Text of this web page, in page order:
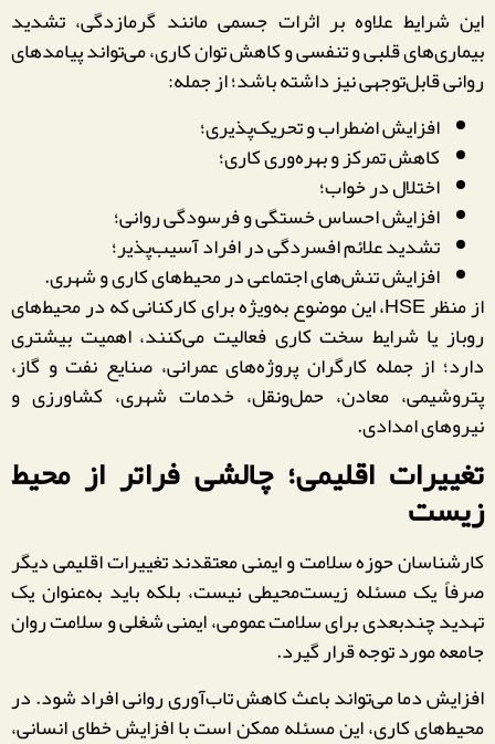
این شرایط علاوه بر اثرات جسمی مانند گرمازدگی، تشدید
بیماری‌های قلبی و تنفسی و کاهش توان کاری، می‌تواند پیامدهای
روانی قابل‌توجهی نیز داشته باشد؛ از جمله:
افزایش اضطراب و تحریک‌پذیری؛
کاهش تمرکز و بهره‌وری کاری؛
اختلال در خواب؛
افزایش احساس خستگی و فرسودگی روانی؛
تشدید علائم افسردگی در افراد آسیب‌پذیر؛
افزایش تنش‌های اجتماعی در محیط‌های کاری و شهری.
از منظر HSE، این موضوع به‌ویژه برای کارکنانی که در محیط‌های
روباز یا شرایط سخت کاری فعالیت می‌کنند، اهمیت بیشتری
دارد؛ از جمله کارگران پروژه‌های عمرانی، صنایع نفت و گاز،
پتروشیمی، معادن، حمل‌ونقل، خدمات شهری، کشاورزی و
نیروهای امدادی.
تغییرات اقلیمی؛ چالشی فراتر از محیط
زیست
کارشناسان حوزه سلامت و ایمنی معتقدند تغییرات اقلیمی دیگر
صرفاً یک مسئله زیست‌محیطی نیست، بلکه باید به‌عنوان یک
تهدید چندبعدی برای سلامت عمومی، ایمنی شغلی و سلامت روان
جامعه مورد توجه قرار گیرد.
افزایش دما می‌تواند باعث کاهش تاب‌آوری روانی افراد شود. در
محیط‌های کاری، این مسئله ممکن است با افزایش خطای انسانی،